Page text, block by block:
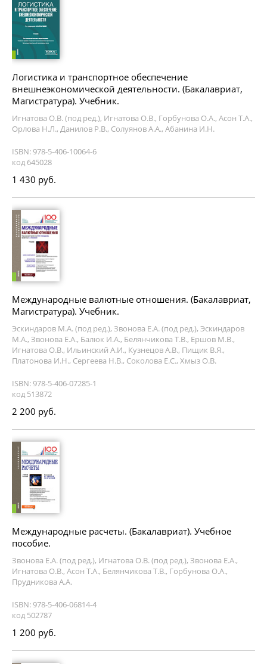
Логистика и транспортное обеспечение
внешнеэкономической деятельности. (Бакалавриат,
Магистратура). Учебник.
Игнатова О.В. (под ред.), Игнатова О.В., Горбунова О.А., Асон Т.А.,
Орлова Н.Л., Данилов Р.В., Солуянов А.А., Абанина И.Н.
ISBN: 978-5-406-10064-6
код 645028
1 430 руб.
Международные валютные отношения. (Бакалавриат,
Магистратура). Учебник.
Эскиндаров М.А. (под ред.), Звонова Е.А. (под ред.), Эскиндаров
М.А., Звонова Е.А., Балюк И.А., Белянчикова Т.В., Ершов М.В.,
Игнатова О.В., Ильинский А.И., Кузнецов А.В., Пищик В.Я.,
Платонова И.Н., Сергеева Н.В., Соколова Е.С., Хмыз О.В.
ISBN: 978-5-406-07285-1
код 513872
2 200 руб.
Международные расчеты. (Бакалавриат). Учебное
пособие.
Звонова Е.А. (под ред.), Игнатова О.В. (под ред.), Звонова Е.А.,
Игнатова О.В., Асон Т.А., Белянчикова Т.В., Горбунова О.А.,
Прудникова А.А.
ISBN: 978-5-406-06814-4
код 502787
1 200 руб.